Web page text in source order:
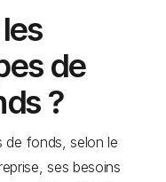
de
?
de fonds, selon le
ses besoins